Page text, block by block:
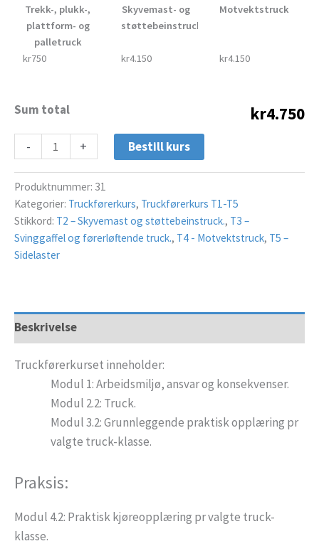
Trekk-, plukk-,
plattform- og
palletruck
kr750
Skyvemast- og
støttebeinstruck
kr4.150
Motvektstruck
kr4.150
Sum total kr4.750
- + Bestill kurs
Produktnummer: 31
Kategorier: Truckførerkurs, Truckførerkurs T1-T5
Stikkord: T2 – Skyvemast og støttebeinstruck., T3 –
Svinggaffel og førerløftende truck., T4 - Motvektstruck, T5 –
Sidelaster
Beskrivelse
Truckførerkurset inneholder:
Modul 1: Arbeidsmiljø, ansvar og konsekvenser.
Modul 2.2: Truck.
Modul 3.2: Grunnleggende praktisk opplæring pr
valgte truck-klasse.
Praksis:
Modul 4.2: Praktisk kjøreopplæring pr valgte truck-
klasse.